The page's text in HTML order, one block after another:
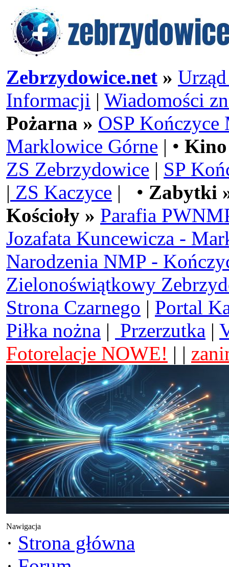
Zebrzydowice.net »
Informacji | Wiadomości
Pożarna » OSP Kończyce
Marklowice Górne | •
ZS Zebrzydowice | SP
| ZS Kaczyce | • Zabytki
Kościoły » Parafia
Jozafata Kuncewicza -
Narodzenia NMP -
Zielonoświątkowy
Strona Czarnego | Portal
Piłka nożna | Przerzutka |
Fotorelacje NOWE! | |
Nawigacja
· Strona główna